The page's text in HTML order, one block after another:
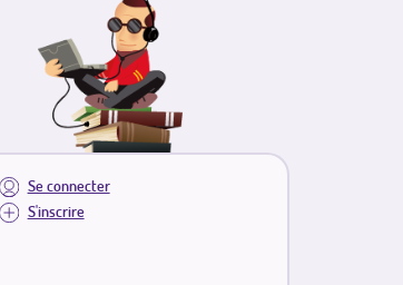
Se connecter
S'inscrire